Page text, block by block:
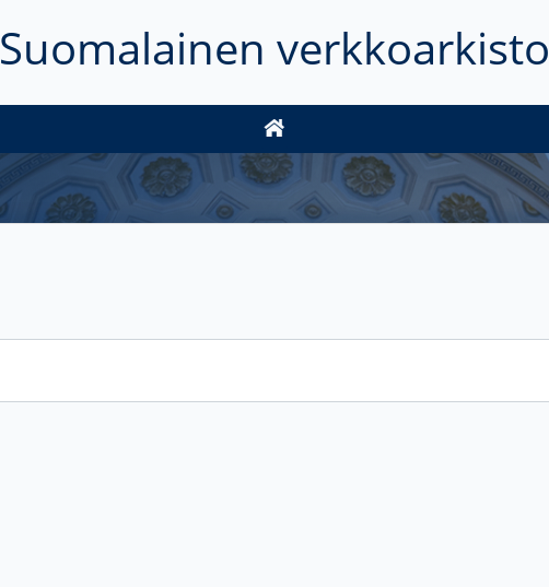
Suomalainen verkkoarkisto